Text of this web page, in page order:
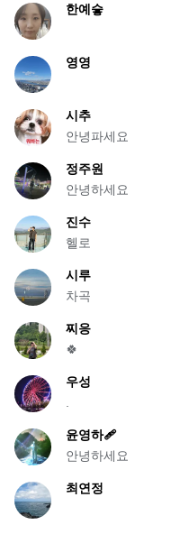
한예슿
영영
시추
안녕파세요
정주원
안녕하세요
진수
헬로
시루
차곡
찌응
🍀
우성
윤영하🩹
안녕하세요
최연정